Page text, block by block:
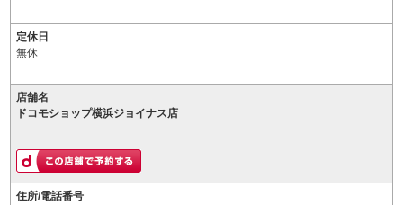
定休日
無休
店舗名
ドコモショップ横浜ジョイナス店
住所/電話番号